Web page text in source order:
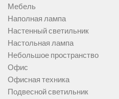
Мебель
Наполная лампа
Настенный светильник
Настольная лампа
Небольшое пространство
Офис
Офисная техника
Подвесной светильник